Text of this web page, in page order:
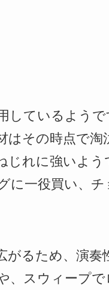
しているよう
その時点で淘
れに強いよう
に一役買い、
るため、演奏
、スウィープ